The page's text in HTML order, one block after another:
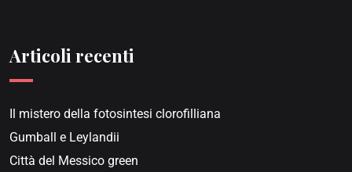
Articoli recenti
Il mistero della fotosintesi clorofilliana
Gumball e Leylandii
Città del Messico green